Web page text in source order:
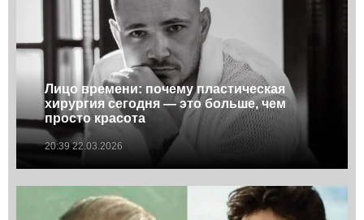
Лицо времени: почему пластическая
хирургия сегодня — это больше, чем
просто красота
20:39 22.03.2026